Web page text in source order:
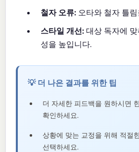
철자 오류: 오타와 철자 틀
스타일 개선:대상 독자에
성을 높입니다.
💡 더 나은 결과를 위한 팁
더 자세한 피드백을 원하시면
확인하세요.
상황에 맞는 교정을 위해 적절
선택하세요.